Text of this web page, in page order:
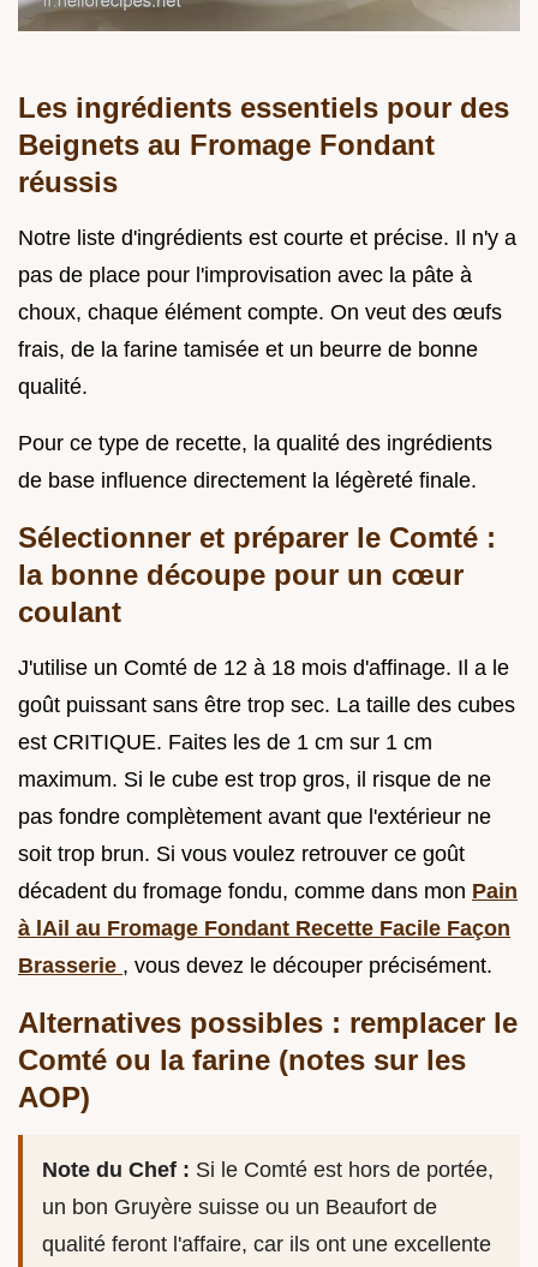
Les ingrédients essentiels pour des
Beignets au Fromage Fondant
réussis
Notre liste d'ingrédients est courte et précise. Il n'y a
pas de place pour l'improvisation avec la pâte à
choux, chaque élément compte. On veut des œufs
frais, de la farine tamisée et un beurre de bonne
qualité.
Pour ce type de recette, la qualité des ingrédients
de base influence directement la légèreté finale.
Sélectionner et préparer le Comté :
la bonne découpe pour un cœur
coulant
J'utilise un Comté de 12 à 18 mois d'affinage. Il a le
goût puissant sans être trop sec. La taille des cubes
est CRITIQUE. Faites les de 1 cm sur 1 cm
maximum. Si le cube est trop gros, il risque de ne
pas fondre complètement avant que l'extérieur ne
soit trop brun. Si vous voulez retrouver ce goût
décadent du fromage fondu, comme dans mon Pain
à lAil au Fromage Fondant Recette Facile Façon
Brasserie , vous devez le découper précisément.
Alternatives possibles : remplacer le
Comté ou la farine (notes sur les
AOP)
Note du Chef : Si le Comté est hors de portée,
un bon Gruyère suisse ou un Beaufort de
qualité feront l'affaire, car ils ont une excellente